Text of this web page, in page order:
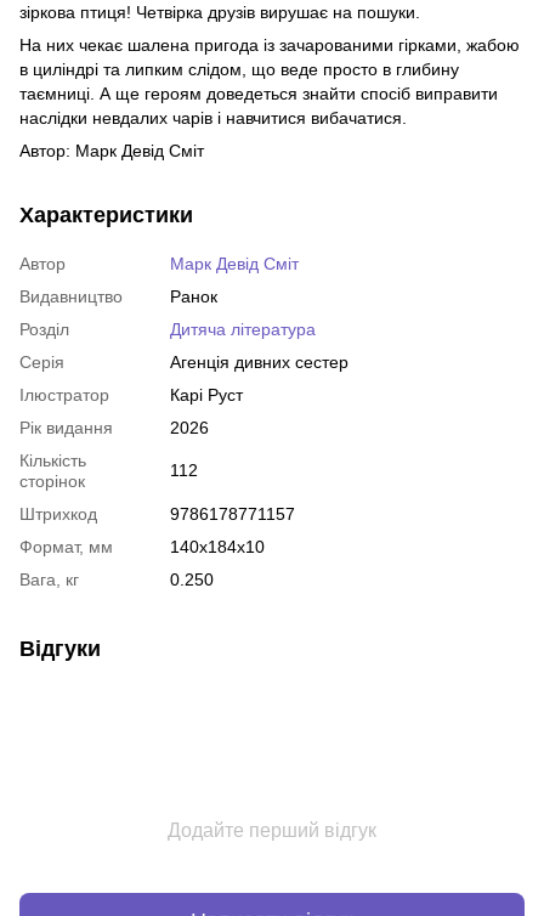
зіркова птиця! Четвірка друзів вирушає на пошуки.
На них чекає шалена пригода із зачарованими гірками, жабою
в циліндрі та липким слідом, що веде просто в глибину
таємниці. А ще героям доведеться знайти спосіб виправити
наслідки невдалих чарів і навчитися вибачатися.
Автор: Марк Девід Сміт
Характеристики
Автор
Марк Девід Сміт
Видавництво
Ранок
Розділ
Дитяча література
Серія
Агенція дивних сестер
Ілюстратор
Карі Руст
Рік видання
2026
Кількість
сторінок
112
Штрихкод
9786178771157
Формат, мм
140x184x10
Вага, кг
0.250
Відгуки
Додайте перший відгук